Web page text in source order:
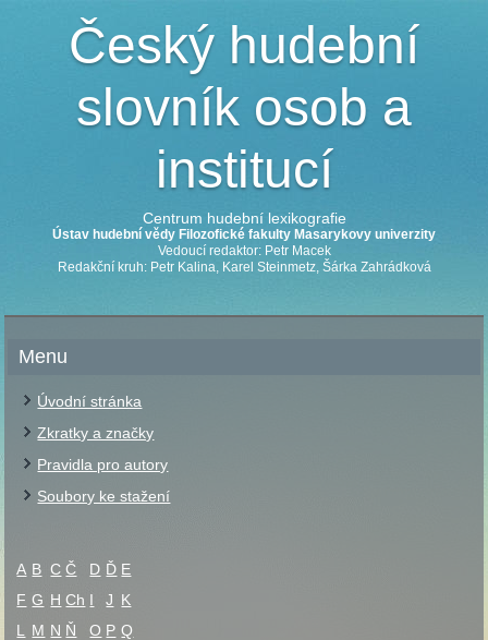
Český hudební
slovník osob a
institucí
Centrum hudební lexikografie
Ústav hudební vědy Filozofické fakulty Masarykovy univerzity
Vedoucí redaktor: Petr Macek
Redakční kruh: Petr Kalina, Karel Steinmetz, Šárka Zahrádková
Menu
Úvodní stránka
Zkratky a značky
Pravidla pro autory
Soubory ke stažení
A B C Č D Ď E
F G H Ch I J K
L
M N Ň O P Q